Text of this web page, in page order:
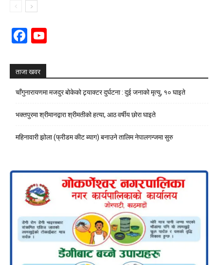
Facebook
ताजा खवर
चाँगुनारायणमा मजदुर बोकेको ट्र्याक्टर दुर्घटना : दुई जनाको मृत्यु, १० घाइते
भक्तपुरमा श्रीमानद्वारा श्रीमतीको हत्या, आठ वर्षीय छोरा घाइते
महिनावारी झोला (फ्रीडम कीट ब्याग) बनाउने तालिम नेपालगन्जमा सुरु